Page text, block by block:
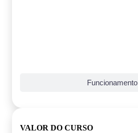
Funcionamento
VALOR DO CURSO